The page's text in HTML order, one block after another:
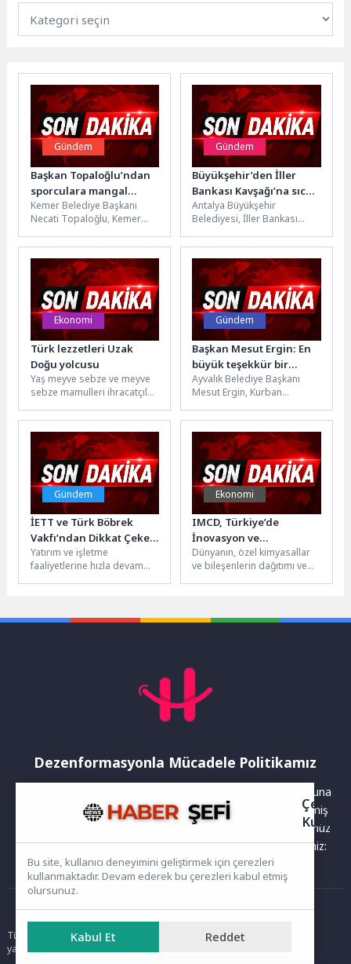
Gündem
Başkan Topaloğlu’ndan
sporculara mangal
partisi
Kemer Belediye Başkanı
Necati Topaloğlu, Kemer
basketbol, karate, kick boks
takımlarının sporcularına...
Gündem
Büyükşehir’den İller
Bankası Kavşağı’na sıcak
asfalt
Antalya Büyükşehir
Belediyesi, İller Bankası
yol genişletme ve altyapı
çalışmasının ardından
deforme olan...
Ekonomi
Türk lezzetleri Uzak
Doğu yolcusu
Yaş meyve sebze ve meyve
sebze mamulleri ihracatçıları
yeni ticaret köprüleri...
Gündem
Başkan Mesut Ergin: En
büyük teşekkür bir
milyon misafire hizmet
veren çalışanlara
Ayvalık Belediye Başkanı
Mesut Ergin, Kurban
yapan belediye çalışanlarına
teşekkür ederek,...
Gündem
İETT ve Türk Böbrek
Vakfı’ndan Dikkat Çeken
Proje
Yatırım ve işletme
faaliyetlerine hızla devam
Ekonomi
IMCD, Türkiye’de
İnovasyon ve
Formülasyon
Uzmanlığını Bir Üst
Noktaya Taşıyan Yeni
Dünyanın, özel kimyasallar
ve bileşenlerin dağıtımı ve
Dezenformasyonla Mücadele Politikamız
Yayınlanan haberler doğruluk ilkesi gözetilerek hazırlanır. Buna
rağmen bazı içeriklerde eksik, hatalı veya güncelliğini yitirmiş
bilgiler bulunabilir.Yanlış veya yanıltıcı olduğunu düşündüğünüz
haberleri aşağıdaki iletişim kanallarından bize bildirebilirsiniz:
Ana Sayfa
Tüm hakları saklıdır. Sitede yer alan içerikler izinsiz kopyalanamaz,
yayımlanamaz ve kullanılamaz.
Çerez
Bu site, kullanıcı deneyimini geliştirmek için çerezleri
kullanmaktadır. Devam ederek bu çerezleri kabul etmiş
olursunuz.
Kabul Et Reddet